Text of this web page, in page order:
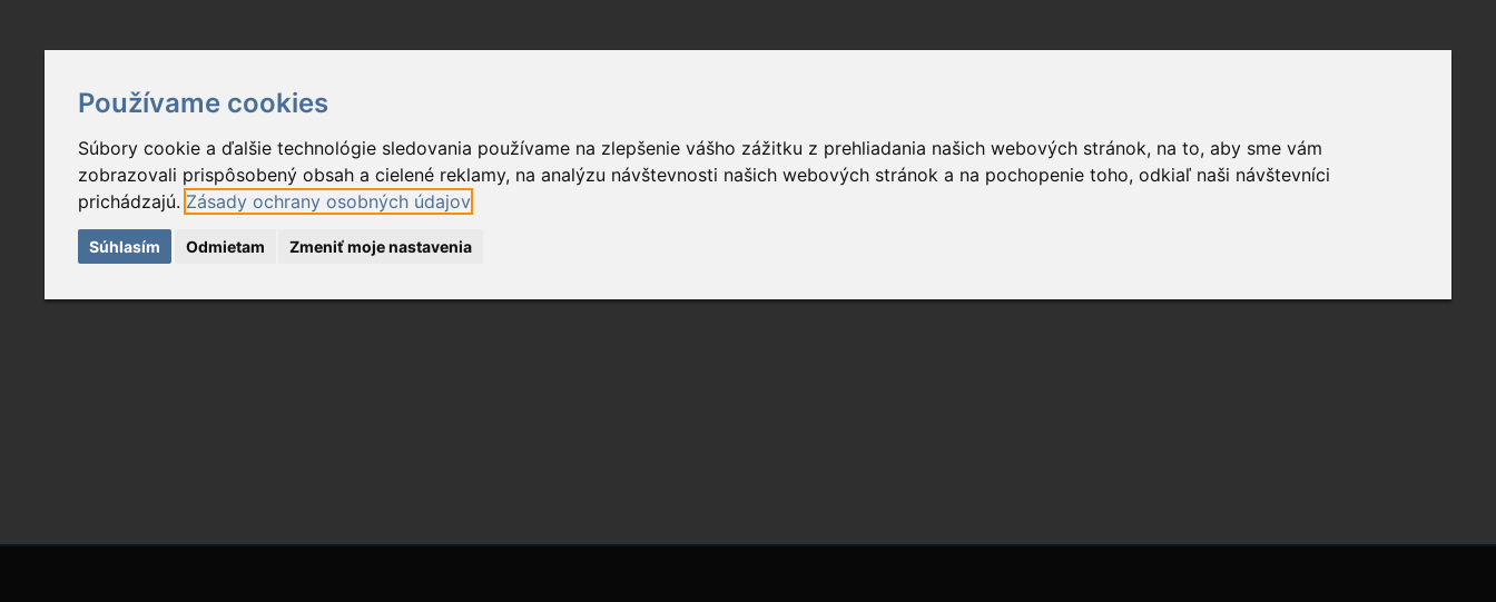
Používame cookies
Súbory cookie a ďalšie technológie sledovania používame na zlepšenie vášho zážitku z prehliadania našich webových stránok, na to, aby sme vám
zobrazovali prispôsobený obsah a cielené reklamy, na analýzu návštevnosti našich webových stránok a na pochopenie toho, odkiaľ naši návštevníci
prichádzajú. Zásady ochrany osobných údajov
Súhlasím Odmietam Zmeniť moje nastavenia